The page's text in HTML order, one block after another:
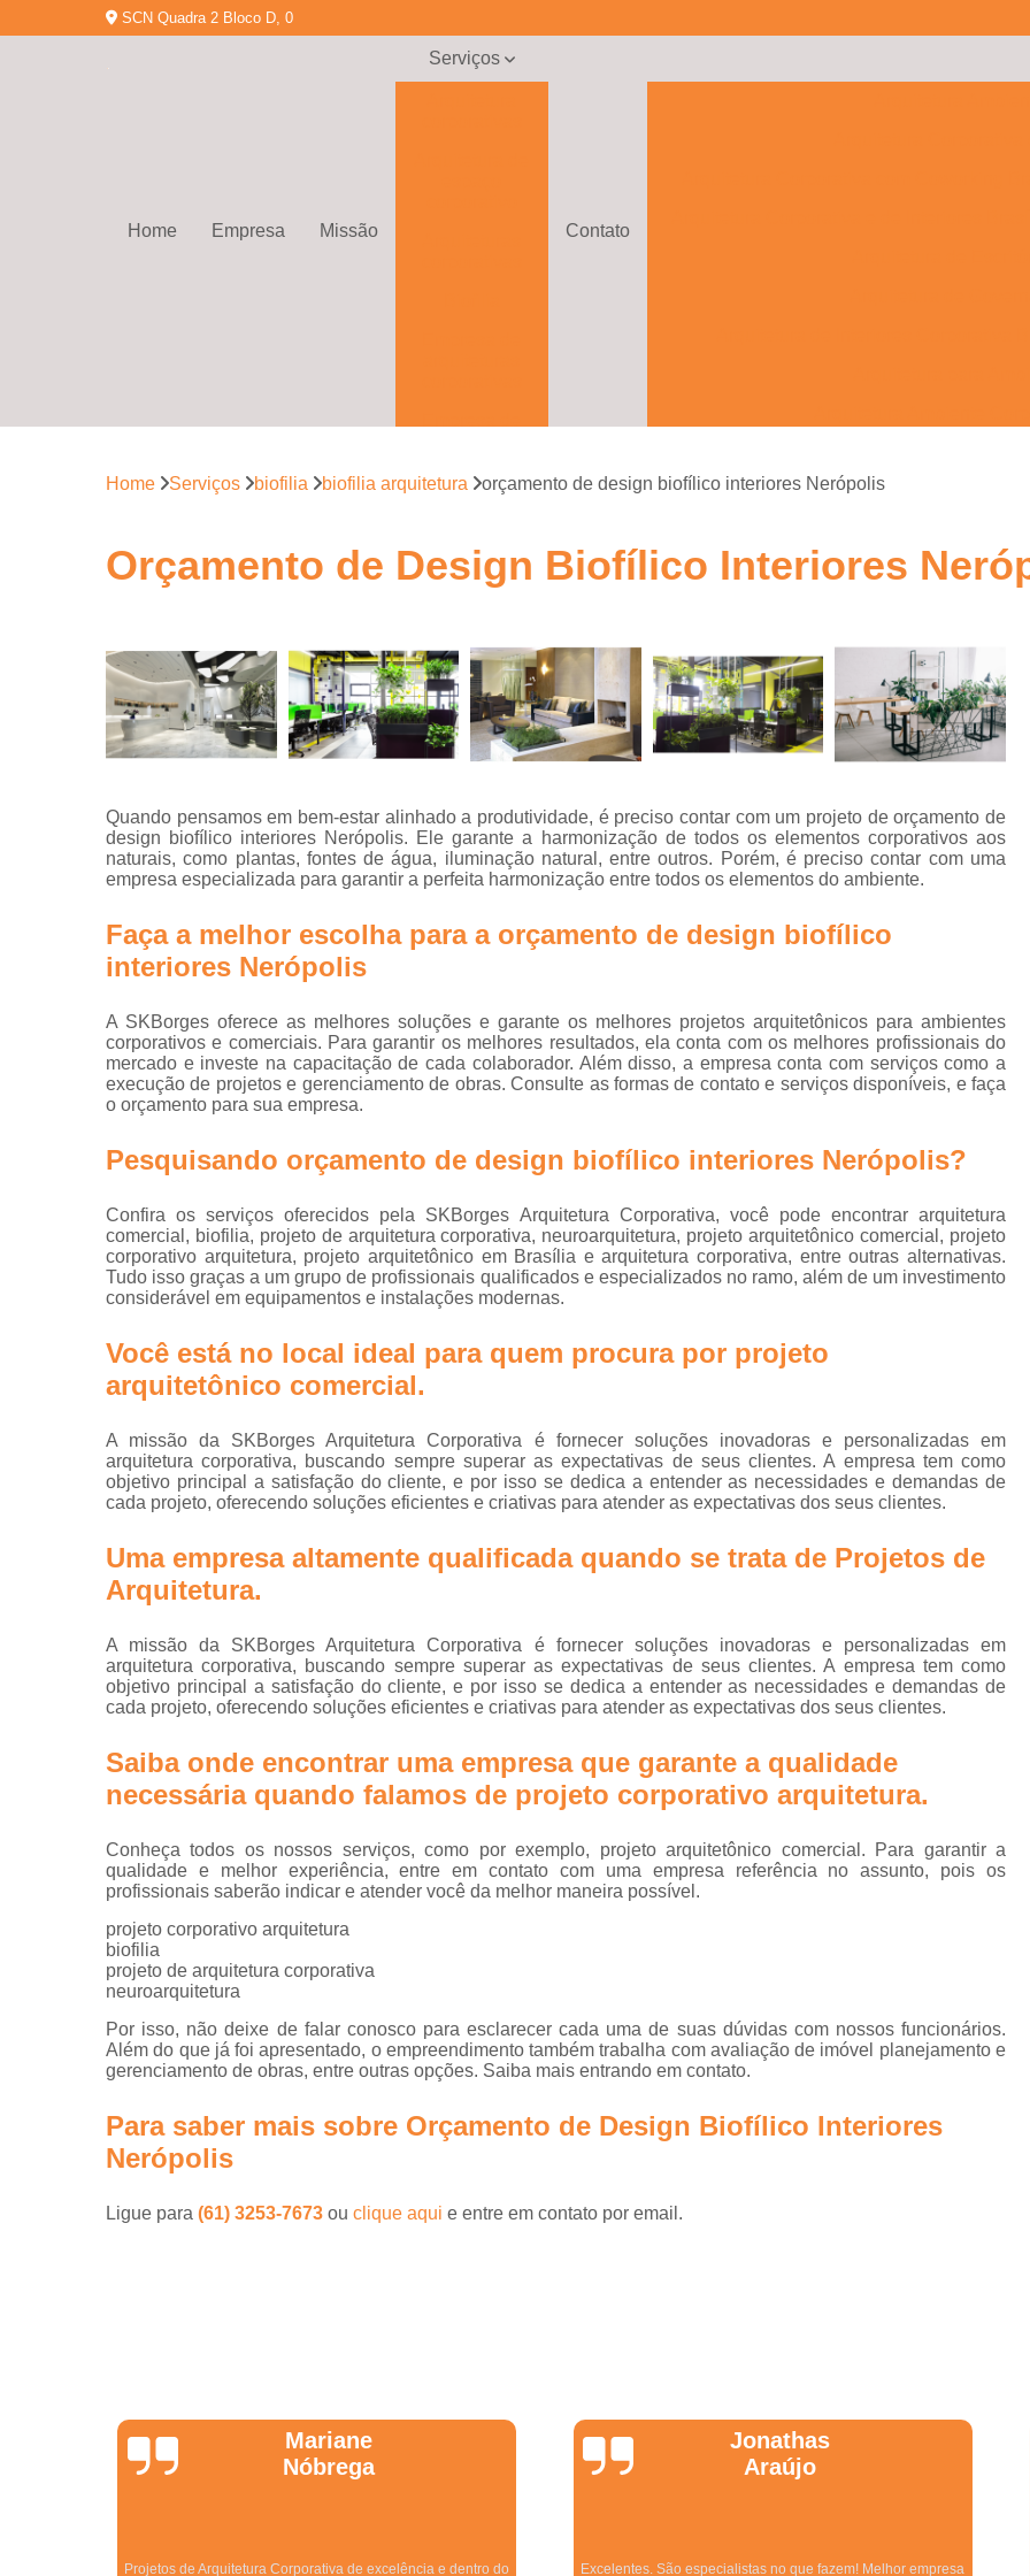
SCN Quadra 2 Bloco D, 0
Home Empresa Missão
Serviços
Empresa de
Gerenciamento
Neuro
arquitetura
Projeto de
escritório
escritórios
Projeto turn
key
arquitetônicos
Projetos de
escritórios
Contato
Arquitetura com
Arquitetura
Arquitetura Corporativa
Arquitetura Corporativa Comercial Goiânia
Arquitetura
Arquitetura Corporativa Estilo
Arquitetura Ambientes
Arquitetura Corporativa em Brasília
Arquitetura Corporativo
Arquitetura Design Corporativo
Biofilia na Arquitetura Corporativa
Design Biofílico
Design Biofílico
Projeto Biofílico
Arquitetura de
Arquitetura de Salas
Arquitetura para Sala
Escritório Arquitetura
Escritório de Arquitetura
Projeto de Arquitetura Corporativa em
Projeto de Arquitetura para
Projeto de Arquitetura para
Projetos Corporativos
Empresa de Gerenciamento
Empresa de
Empresa de Planejamento e
Empresa
Gerenciamento de
Empresa de Arquitetura e Gestão
Empresa de Gestão de Obras
Gestão de Obras
Gestão de Obras de
Gerenciamento de Obras Arquitetura
Home Serviços biofilia biofilia arquitetura orçamento de design biofílico interiores Nerópolis
Orçamento de Design Biofílico Interiores
Quando pensamos em bem-estar alinhado a produtividade, é preciso contar com um projeto de orçamento de
design biofílico interiores Nerópolis. Ele garante a harmonização de todos os elementos corporativos aos
naturais, como plantas, fontes de água, iluminação natural, entre outros. Porém, é preciso contar com uma
empresa especializada para garantir a perfeita harmonização entre todos os elementos do ambiente.
Faça a melhor escolha para a orçamento de design biofílico
interiores Nerópolis
A SKBorges oferece as melhores soluções e garante os melhores projetos arquitetônicos para ambientes
corporativos e comerciais. Para garantir os melhores resultados, ela conta com os melhores profissionais do
mercado e investe na capacitação de cada colaborador. Além disso, a empresa conta com serviços como a
execução de projetos e gerenciamento de obras. Consulte as formas de contato e serviços disponíveis, e faça
o orçamento para sua empresa.
Pesquisando orçamento de design biofílico interiores Nerópolis?
Confira os serviços oferecidos pela SKBorges Arquitetura Corporativa, você pode encontrar arquitetura
comercial, biofilia, projeto de arquitetura corporativa, neuroarquitetura, projeto arquitetônico comercial, projeto
corporativo arquitetura, projeto arquitetônico em Brasília e arquitetura corporativa, entre outras alternativas.
Tudo isso graças a um grupo de profissionais qualificados e especializados no ramo, além de um investimento
considerável em equipamentos e instalações modernas.
Você está no local ideal para quem procura por projeto
arquitetônico comercial.
A missão da SKBorges Arquitetura Corporativa é fornecer soluções inovadoras e personalizadas em
arquitetura corporativa, buscando sempre superar as expectativas de seus clientes. A empresa tem como
objetivo principal a satisfação do cliente, e por isso se dedica a entender as necessidades e demandas de
cada projeto, oferecendo soluções eficientes e criativas para atender as expectativas dos seus clientes.
Uma empresa altamente qualificada quando se trata de Projetos de
Arquitetura.
A missão da SKBorges Arquitetura Corporativa é fornecer soluções inovadoras e personalizadas em
arquitetura corporativa, buscando sempre superar as expectativas de seus clientes. A empresa tem como
objetivo principal a satisfação do cliente, e por isso se dedica a entender as necessidades e demandas de
cada projeto, oferecendo soluções eficientes e criativas para atender as expectativas dos seus clientes.
Saiba onde encontrar uma empresa que garante a qualidade
necessária quando falamos de projeto corporativo arquitetura.
Conheça todos os nossos serviços, como por exemplo, projeto arquitetônico comercial. Para garantir a
qualidade e melhor experiência, entre em contato com uma empresa referência no assunto, pois os
profissionais saberão indicar e atender você da melhor maneira possível.
projeto corporativo arquitetura
biofilia
projeto de arquitetura corporativa
neuroarquitetura
Por isso, não deixe de falar conosco para esclarecer cada uma de suas dúvidas com nossos funcionários.
Além do que já foi apresentado, o empreendimento também trabalha com avaliação de imóvel planejamento e
gerenciamento de obras, entre outras opções. Saiba mais entrando em contato.
Para saber mais sobre Orçamento de Design Biofílico Interiores
Nerópolis
Ligue para (61) 3253-7673 ou clique aqui e entre em contato por email.
Jonathas
Araújo
Excelentes. São especialistas no que fazem! Melhor empresa
Wanessa
Marques
Equipe qualificada, atendimento muito pontual e de forma